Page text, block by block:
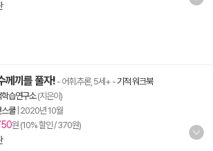
께끼를 풀자!- 어휘.추론, 5세+ -기적 워크북
습연구소(지은이)
쿨| 2020년 10월
원 (10% 할인 / 370원)